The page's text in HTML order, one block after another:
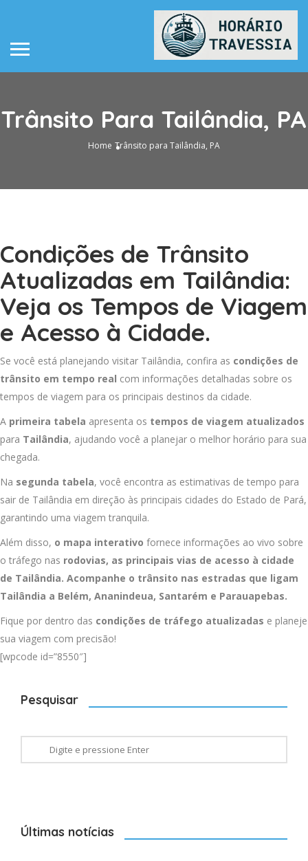
Trânsito Para Tailândia, PA
Home Trânsito para Tailândia, PA
Condições de Trânsito
Atualizadas em Tailândia:
Veja os Tempos de Viagem
e Acesso à Cidade.
Se você está planejando visitar Tailândia, confira as condições de
trânsito em tempo real com informações detalhadas sobre os
tempos de viagem para os principais destinos da cidade.
A primeira tabela apresenta os tempos de viagem atualizados
para Tailândia, ajudando você a planejar o melhor horário para sua
chegada.
Na segunda tabela, você encontra as estimativas de tempo para
sair de Tailândia em direção às principais cidades do Estado de Pará,
garantindo uma viagem tranquila.
Além disso, o mapa interativo fornece informações ao vivo sobre
o tráfego nas rodovias, as principais vias de acesso à cidade
de Tailândia. Acompanhe o trânsito nas estradas que ligam
Tailândia a Belém, Ananindeua, Santarém e Parauapebas.
Fique por dentro das condições de tráfego atualizadas e planeje
sua viagem com precisão!
[wpcode id=”8550″]
Pesquisar
Últimas notícias